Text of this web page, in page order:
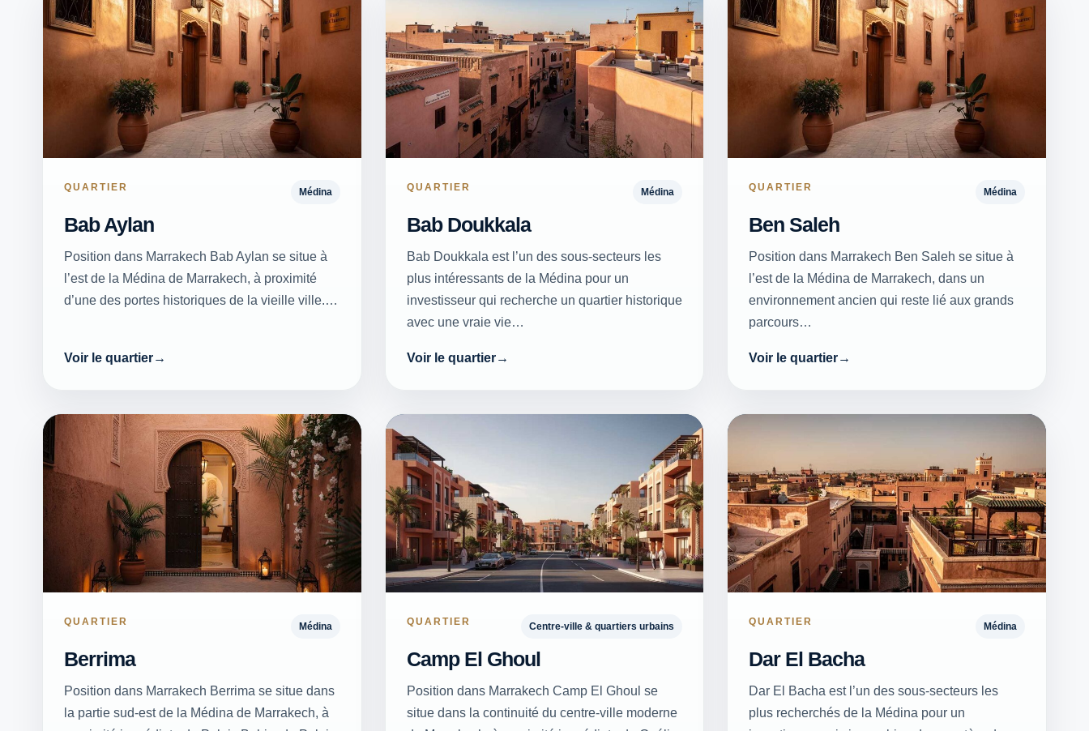
QUARTIER Médina
Bab Aylan
Position dans Marrakech Bab Aylan se situe à
l’est de la Médina de Marrakech, à proximité
d’une des portes historiques de la vieille ville.…
Voir le quartier
QUARTIER Médina
Bab Doukkala
Bab Doukkala est l’un des sous-secteurs les
plus intéressants de la Médina pour un
investisseur qui recherche un quartier historique
avec une vraie vie…
Voir le quartier
QUARTIER Médina
Ben Saleh
Position dans Marrakech Ben Saleh se situe à
l’est de la Médina de Marrakech, dans un
environnement ancien qui reste lié aux grands
parcours…
Voir le quartier
QUARTIER Médina
Berrima
Position dans Marrakech Berrima se situe dans
la partie sud-est de la Médina de Marrakech, à
QUARTIER Centre-ville & quartiers urbains
Camp El Ghoul
Position dans Marrakech Camp El Ghoul se
situe dans la continuité du centre-ville moderne
QUARTIER Médina
Dar El Bacha
Dar El Bacha est l’un des sous-secteurs les
plus recherchés de la Médina pour un